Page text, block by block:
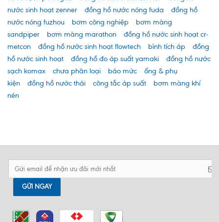
nước sinh hoạt zenner
đồng hồ nước nóng fuda
đồng hồ
nước nóng fuzhou
bơm công nghiệp
bơm màng
sandpiper
bơm màng marathon
đồng hồ nước sinh hoạt cr-
metcon
đồng hồ nước sinh hoạt flowtech bình tích áp
đồng
hồ nước sinh hoạt
đồng hồ đo áp suất yamaki
đồng hồ nước
sạch komax
chưa phân loại báo mức
ống & phụ
kiện
đồng hồ nước thải công tắc áp suất
bơm màng khí
nén
GỬI NGAY